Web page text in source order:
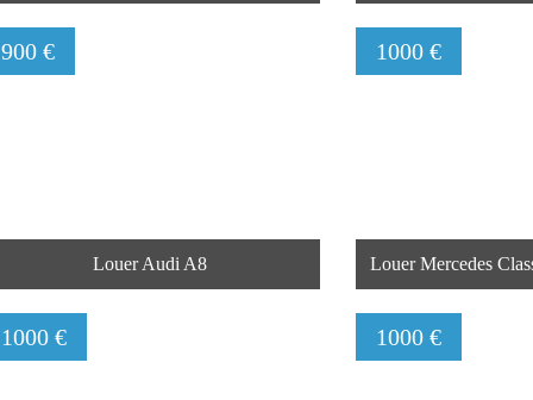
900 €
Louer Audi A8
1000 €
Louer Mercedes
1000 € 1000 €